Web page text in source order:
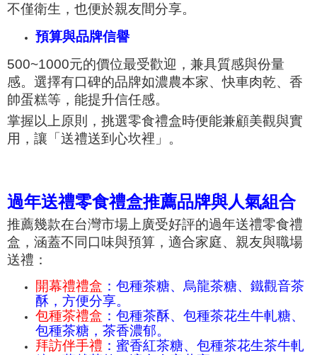
不僅衛生，也便於親友間分享。
預算與品牌信譽
500~1000元的價位最受歡迎，兼具質感與份量
感。選擇有口碑的品牌如濃農本家、快車肉乾、香
帥蛋糕等，能提升信任感。
掌握以上原則，挑選零食禮盒時便能兼顧美觀與實
用，讓「送禮送到心坎裡」。
過年送禮零食禮盒推薦品牌與人氣組合
推薦幾款在台灣市場上廣受好評的過年送禮零食禮
盒，涵蓋不同口味與預算，適合家庭、親友與職場
送禮：
開幕禮禮盒 ：包種茶糖、烏龍茶糖、鐵觀音茶
酥，方便分享。
包種茶禮盒 ：包種茶酥、包種茶花生牛軋糖、
包種茶糖，茶香濃郁。
拜訪伴手禮 ：蜜香紅茶糖、包種茶花生茶牛軋